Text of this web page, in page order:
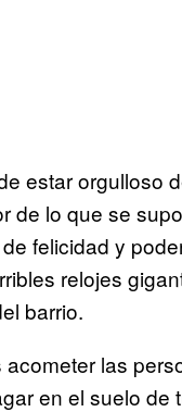
estar orgulloso
de lo que se
felicidad y
relojes
barrio.
las
en el suelo